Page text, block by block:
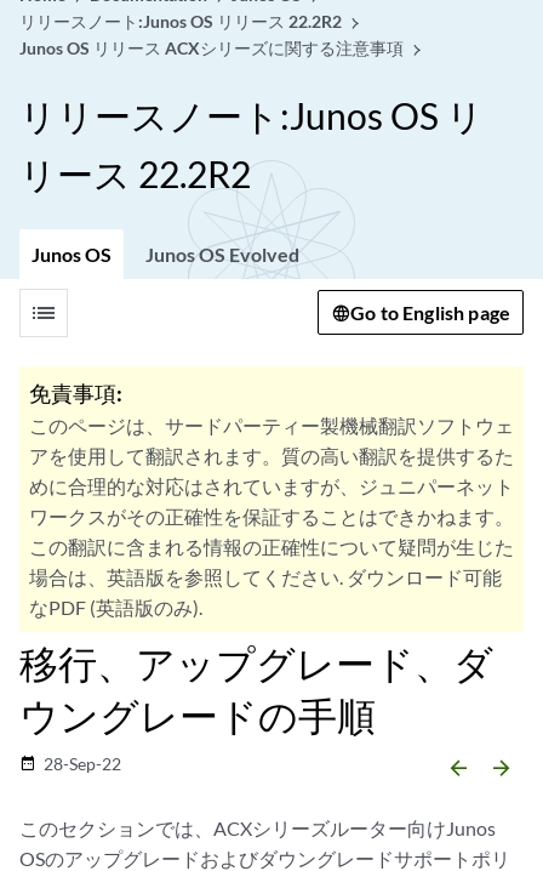
リリースノート:Junos OS リリース 22.2R2
Junos OS リリース ACXシリーズに関する注意事項
リリースノート:Junos OS リ
リース 22.2R2
Junos OS Junos OS Evolved
list Go to English page
免責事項:
このページは、サードパーティー製機械翻訳ソフトウェ
アを使用して翻訳されます。質の高い翻訳を提供するた
めに合理的な対応はされていますが、ジュニパーネット
ワークスがその正確性を保証することはできかねます。
この翻訳に含まれる情報の正確性について疑問が生じた
場合は、英語版を参照してください. ダウンロード可能
なPDF (英語版のみ).
移行、アップグレード、ダ
ウングレードの手順
date_range 28-Sep-22 arrow_backward arrow_forward
このセクションでは、ACXシリーズルーター向けJunos
OSのアップグレードおよびダウングレードサポートポリ